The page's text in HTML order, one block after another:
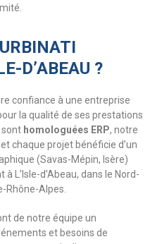
D’ABEAU ?
confiance à une entreprise
la qualité de ses prestations
sont homologuées ERP, notre
chaque projet bénéficie d’un
(Savas-Mépin, Isère)
L’Isle-d’Abeau, dans le Nord-
Rhône-Alpes.
de notre équipe un
et besoins de